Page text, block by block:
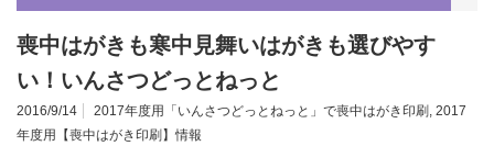
喪中はがきも寒中見舞いはがきも選びやす
い！いんさつどっとねっと
2016/9/14 2017年度用「いんさつどっとねっと」で喪中はがき印刷 , 2017
年度用【喪中はがき印刷】情報